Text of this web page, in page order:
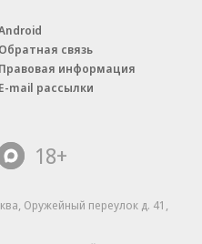
Обратная связь
Правовая информация
E-mail рассылки
18+
Оружейный переулок д. 41,